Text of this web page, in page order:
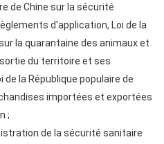
de Chine sur la sécurité
d'application, Loi de la
la quarantaine des animaux et
du territoire et ses
la République populaire de
importées et exportées
;
de la sécurité sanitaire